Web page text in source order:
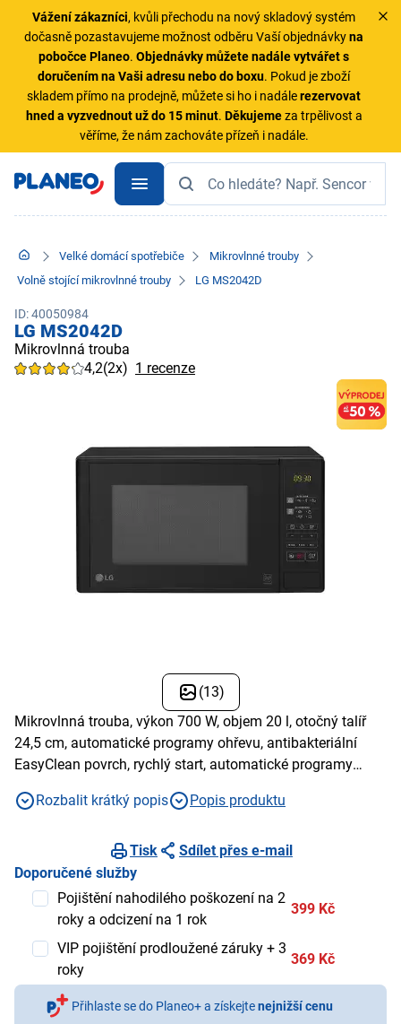
Vážení zákazníci, kvůli přechodu na nový skladový systém
dočasně pozastavujeme možnost odběru Vaší objednávkyna
pobočce Planeo.Objednávky můžete nadále vytvářet s
doručením na Vaši adresu nebo do boxu. Pokud je zboží
skladem přímo na prodejně, můžete si ho i nadálerezervovat
hned a vyzvednout už do 15 minut. Děkujemeza trpělivost a
věříme, že nám zachováte přízeň i nadále.
Velké domácí spotřebiče
Mikrovlnné trouby
Volně stojící mikrovlnné trouby
LG MS2042D
ID: 40050984
LG MS2042D
Mikrovlnná trouba
4,2(2x) 1 recenze
(13)
Mikrovlnná trouba, výkon 700 W, objem 20 l, otočný talíř
24,5 cm, automatické programy ohřevu, antibakteriální
EasyClean povrch, rychlý start, automatické programy
Rozbalit krátký popis
Popis produktu
Tisk
Sdílet přes e-mail
Doporučené služby
Pojištění nahodilého poškození na 2
roky a odcizení na 1 rok
399 Kč
VIP pojištění prodloužené záruky + 3
roky
369 Kč
Přihlaste se do Planeo+ a získejtenejnižší cenu